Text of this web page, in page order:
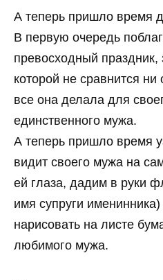
А теперь пришло время
В первую очередь
превосходный праздник,
которой не сравнится
все она делала для
единственного мужа.
А теперь пришло время
видит своего мужа на
ей глаза, дадим в руки
имя супруги
нарисовать на листе
любимого мужа.